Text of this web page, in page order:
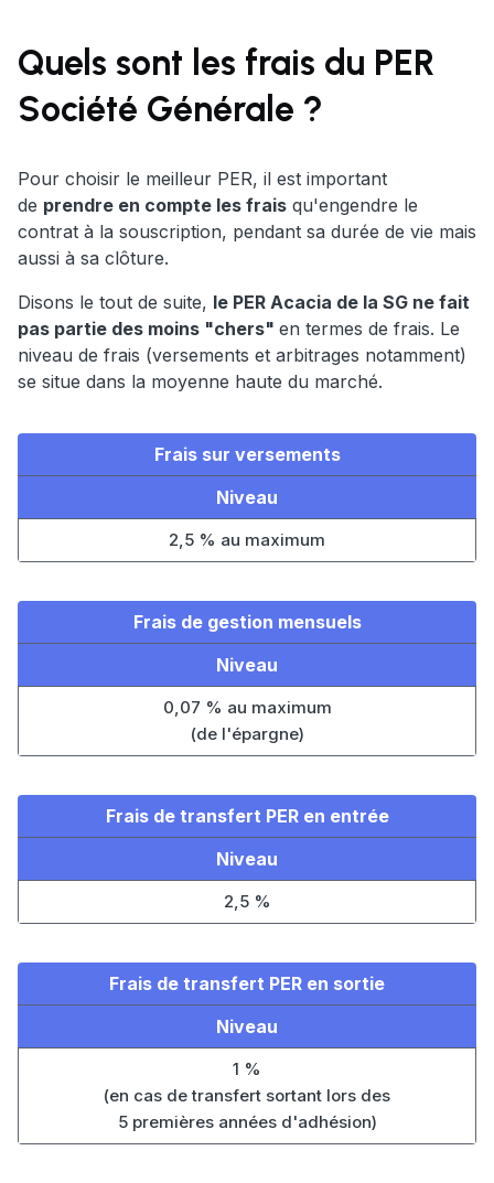
Quels sont les frais du PER
Société Générale ?
Pour choisir le meilleur PER, il est important
de prendre en compte les frais qu'engendre le
contrat à la souscription, pendant sa durée de vie mais
aussi à sa clôture.
Disons le tout de suite, le PER Acacia de la SG ne fait
pas partie des moins "chers" en termes de frais. Le
niveau de frais (versements et arbitrages notamment)
se situe dans la moyenne haute du marché.
Frais sur versements
Niveau
2,5 % au maximum
Frais de gestion mensuels
Niveau
0,07 % au maximum
(de l'épargne)
Frais de transfert PER en entrée
Niveau
2,5 %
Frais de transfert PER en sortie
Niveau
1 %
(en cas de transfert sortant lors des
5 premières années d'adhésion)